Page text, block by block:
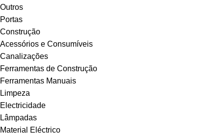
Outros
Portas
Construção
Acessórios e Consumíveis
Canalizações
Ferramentas de Construção
Ferramentas Manuais
Limpeza
Electricidade
Lâmpadas
Material Eléctrico